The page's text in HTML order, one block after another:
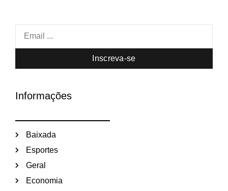
Inscreva-se
Informações
Baixada
Esportes
Geral
Economia